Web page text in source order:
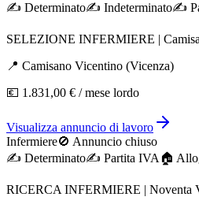
✍️ Determinato✍️ Indeterminato✍️
SELEZIONE INFERMIERE |
📍 Camisano Vicentino (Vicenza)
💶 1.831,00 € / mese lordo
Visualizza annuncio di lavoro
Infermiere🚫 Annuncio chiuso
✍️ Determinato✍️ Partita IVA 🏠︎
RICERCA INFERMIERE | Noventa